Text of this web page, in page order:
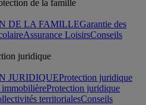
DE LA FAMILLEGarantie des
Assurance LoisirsConseils
JURIDIQUEProtection juridique
Protection juridique
territorialesConseils